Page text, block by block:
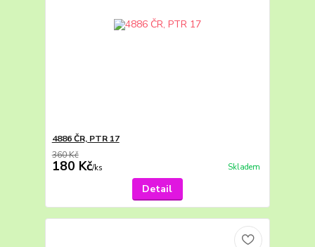
4886 ČR, PTR 17
360 Kč
180 Kč/ks Skladem
Detail